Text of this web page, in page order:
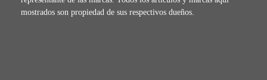
mostrados son propiedad de sus respectivos dueños.